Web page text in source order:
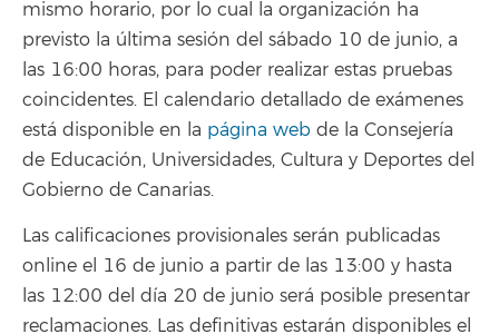
mismo horario, por lo cual la organización ha
previsto la última sesión del sábado 10 de junio, a
las 16:00 horas, para poder realizar estas pruebas
coincidentes. El calendario detallado de exámenes
está disponible en la página web de la Consejería
de Educación, Universidades, Cultura y Deportes del
Gobierno de Canarias.
Las calificaciones provisionales serán publicadas
online el 16 de junio a partir de las 13:00 y hasta
las 12:00 del día 20 de junio será posible presentar
reclamaciones. Las definitivas estarán disponibles el